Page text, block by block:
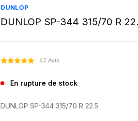
DUNLOP
DUNLOP SP-344 315/70 R
42 Avis
En rupture de stock
DUNLOP SP-344 315/70 R 22.5